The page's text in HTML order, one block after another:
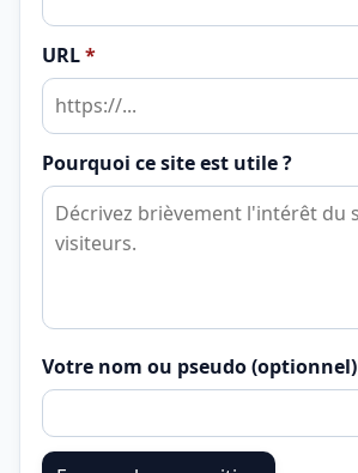
URL*
Pourquoi ce site est utile ?
Votre nom ou pseudo (optionnel)